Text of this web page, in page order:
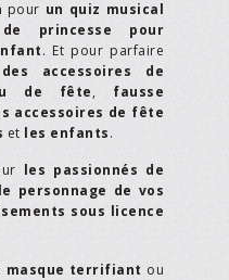
pour un quiz musical
princesse pour
. Et pour parfaire
accessoires de
de fête, fausse
accessoires de fête
et les enfants.
les passionnés de
personnage de vos
sous licence
masque terrifiant ou